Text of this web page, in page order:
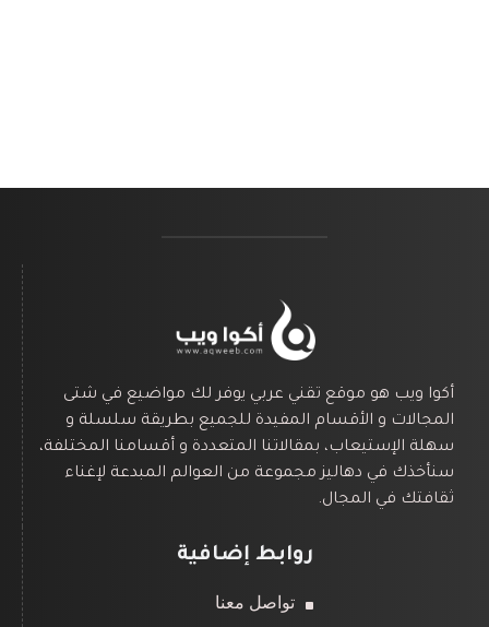
أكوا ويب هو موقع تقني عربي يوفر لك مواضيع في شتى
المجالات و الأقسام المفيدة للجميع بطريقة سلسلة و
سهلة الإستيعاب، بمقالاتنا المتعددة و أقسامنا المختلفة،
سنأخذك في دهاليز مجموعة من العوالم المبدعة لإغناء
ثقافتك في المجال.
روابط إضافية
تواصل معنا